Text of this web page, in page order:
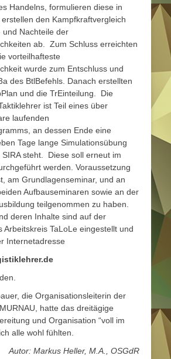
Handelns, formulieren diese in
den Kampfkraftvergleich
und Nachteile der
ab. Zum Schluss erreichten
vorteilhafteste
wurde zum Entschluss und
des BtlBefehls. Danach erstellten
und die TrEinteilung. Die
ist Teil eines über
laufenden
an dessen Ende eine
Tage lange Simulationsübung
SIRA steht. Diese soll erneut im
werden. Voraussetzung
am Grundlagenseminar, und an
Aufbauseminaren sowie an der
teilgenommen zu haben.
deren Inhalte sind auf der
Arbeitskreis TaLoLe eingestellt und
Internetadresse
die Organisationsleiterin der
hatte das dreitägige
und Organisation “voll im
alle wohl fühlten.
Autor: Markus Heller, M.A., OSGdR